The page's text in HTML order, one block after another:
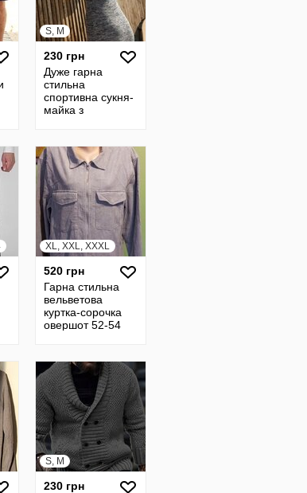
S, M
230 грн
Дуже гарна
стильна
спортивна сукня-
майка з
XL, XXL, XXXL
520 грн
Гарна стильна
вельветова
куртка-сорочка
овершот 52-54
S, M
230 грн